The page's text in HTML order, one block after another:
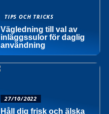
TIPS OCH TRICKS
Vägledning till val av
inläggssulor för daglig
användning
27/10/2022
Håll dig frisk och älska